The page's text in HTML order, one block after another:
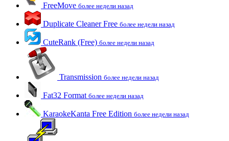
FreeMove более недели назад
Duplicate Cleaner Free более недели назад
CuteRank (Free) более недели назад
Transmission более недели назад
Fat32 Format более недели назад
KaraokeKanta Free Edition более недели назад